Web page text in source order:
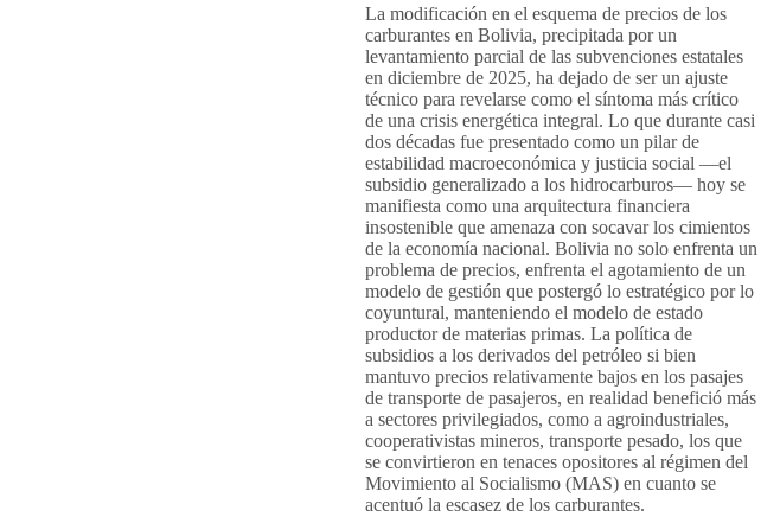
La modificación en el esquema de precios de los
carburantes en Bolivia, precipitada por un
levantamiento parcial de las subvenciones estatales
en diciembre de 2025, ha dejado de ser un ajuste
técnico para revelarse como el síntoma más crítico
de una crisis energética integral. Lo que durante casi
dos décadas fue presentado como un pilar de
estabilidad macroeconómica y justicia social —el
subsidio generalizado a los hidrocarburos— hoy se
manifiesta como una arquitectura financiera
insostenible que amenaza con socavar los cimientos
de la economía nacional. Bolivia no solo enfrenta un
problema de precios, enfrenta el agotamiento de un
modelo de gestión que postergó lo estratégico por lo
coyuntural, manteniendo el modelo de estado
productor de materias primas. La política de
subsidios a los derivados del petróleo si bien
mantuvo precios relativamente bajos en los pasajes
de transporte de pasajeros, en realidad benefició más
a sectores privilegiados, como a agroindustriales,
cooperativistas mineros, transporte pesado, los que
se convirtieron en tenaces opositores al régimen del
Movimiento al Socialismo (MAS) en cuanto se
acentuó la escasez de los carburantes.